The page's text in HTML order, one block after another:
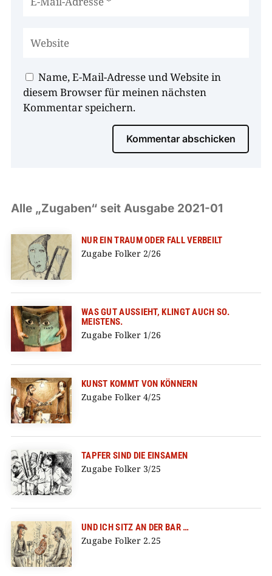
Name, E-Mail-Adresse und Website in
diesem Browser für meinen nächsten
Kommentar speichern.
Kommentar abschicken
Alle „Zugaben“ seit Ausgabe 2021-01
NUR EIN TRAUM ODER FALL VERBEILT
Zugabe Folker 2/26
WAS GUT AUSSIEHT, KLINGT AUCH SO.
MEISTENS.
Zugabe Folker 1/26
KUNST KOMMT VON KÖNNERN
Zugabe Folker 4/25
TAPFER SIND DIE EINSAMEN
Zugabe Folker 3/25
UND ICH SITZ AN DER BAR …
Zugabe Folker 2.25